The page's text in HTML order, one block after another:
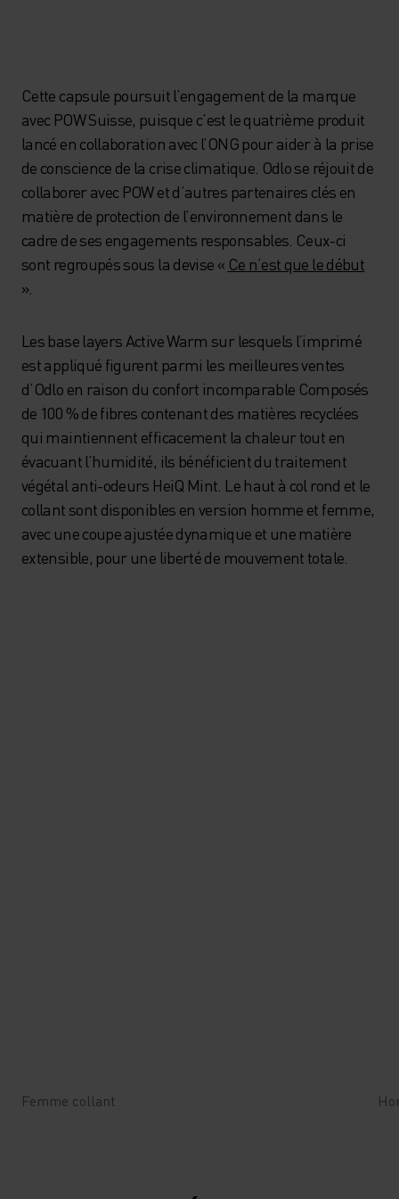
Cette capsule poursuit l’engagement de la marque
avec POW Suisse, puisque c’est le quatrième produit
lancé en collaboration avec l’ONG pour aider à la prise
de conscience de la crise climatique. Odlo se réjouit de
collaborer avec POW et d’autres partenaires clés en
matière de protection de l’environnement dans le
cadre de ses engagements responsables. Ceux-ci
sont regroupés sous la devise « Ce n’est que le début
».
Les base layers Active Warm sur lesquels l’imprimé
est appliqué figurent parmi les meilleures ventes
d’Odlo en raison du confort incomparable Composés
de 100 % de fibres contenant des matières recyclées
qui maintiennent efficacement la chaleur tout en
évacuant l’humidité, ils bénéficient du traitement
végétal anti-odeurs HeiQ Mint. Le haut à col rond et le
collant sont disponibles en version homme et femme,
avec une coupe ajustée dynamique et une matière
extensible, pour une liberté de mouvement totale.
Femme collant